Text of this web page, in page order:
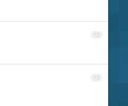
12
13